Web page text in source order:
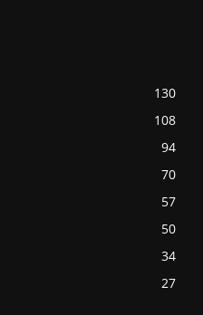
130
108
94
70
57
50
34
27